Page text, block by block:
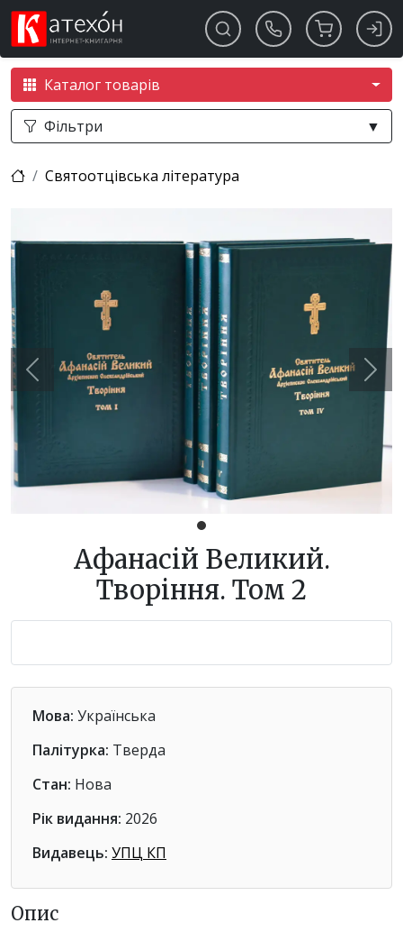
Каталог товарів
Фільтри ▼
Святоотцівська література
Previous Next
Афанасій Великий.
Творіння. Том 2
Мова: Українська
Палітурка: Тверда
Стан: Нова
Рік видання: 2026
Видавець: УПЦ КП
Опис